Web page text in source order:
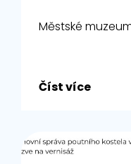
Městské
Číst více